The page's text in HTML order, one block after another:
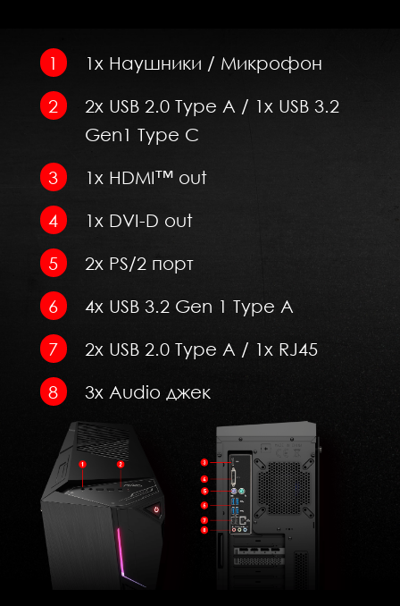
1x Наушники / Микрофон
2x USB 2.0 Type A / 1x USB 3.2
Gen1 Type C
1x HDMI™ out
1x DVI-D out
2x PS/2 порт
4x USB 3.2 Gen 1 Type A
2x USB 2.0 Type A / 1x RJ45
3x Audio джек